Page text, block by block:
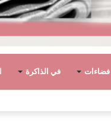
فضاءات في الذاكرة